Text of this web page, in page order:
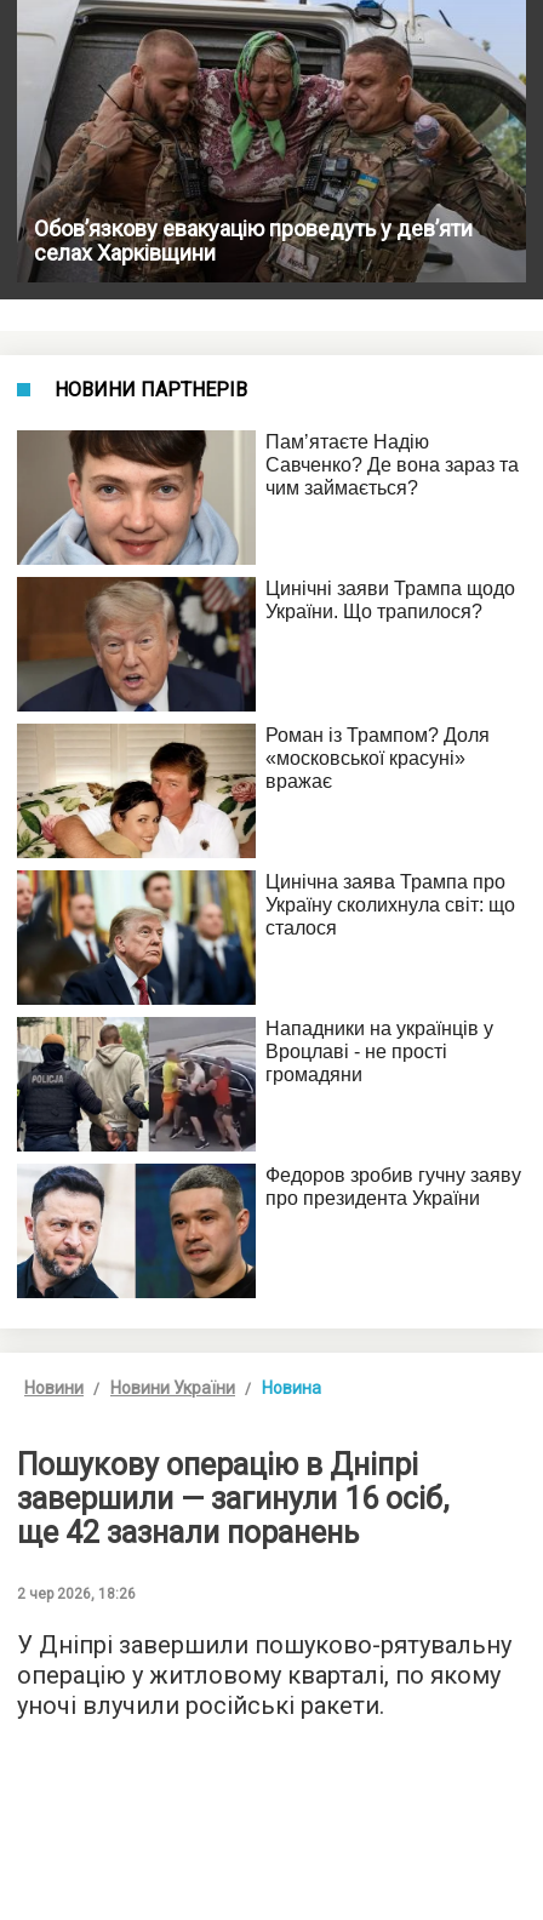
Обов’язкову евакуацію проведуть у дев’яти
селах Харківщини
НОВИНИ ПАРТНЕРІВ
Новини Новини України Новина
Пошукову операцію в Дніпрі
завершили — загинули 16 осіб,
ще 42 зазнали поранень
2 чер 2026, 18:26
У Дніпрі завершили пошуково-рятувальну
операцію у житловому кварталі, по якому
уночі влучили російські ракети.